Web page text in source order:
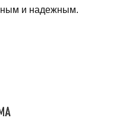
и надежным.